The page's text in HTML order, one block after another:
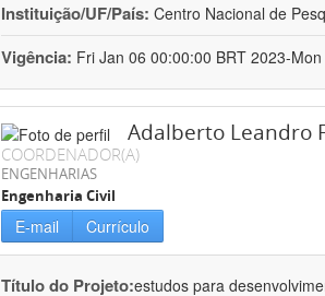
Instituição/UF/País: Centro Nacional de
Vigência: Fri Jan 06 00:00:00 BRT 2023-
Adalberto Leandro
COORDENADOR(A)
ENGENHARIAS
Engenharia Civil
E-mail Currículo
Título do Projeto:estudos para